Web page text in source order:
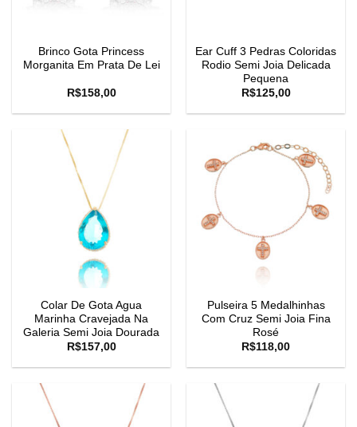
Brinco Gota Princess
Morganita Em Prata De Lei
R$158,00
Ear Cuff 3 Pedras Coloridas
Rodio Semi Joia Delicada
Pequena
R$125,00
Colar De Gota Agua
Marinha Cravejada Na
Galeria Semi Joia Dourada
R$157,00
Pulseira 5 Medalhinhas
Com Cruz Semi Joia Fina
Rosé
R$118,00